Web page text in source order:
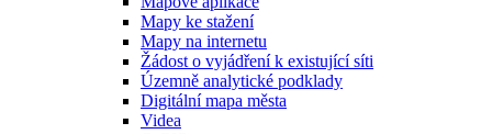
Mapy ke stažení
Mapy na internetu
Žádost o vyjádření k existující síti
Územně analytické podklady
Digitální mapa města
Videa